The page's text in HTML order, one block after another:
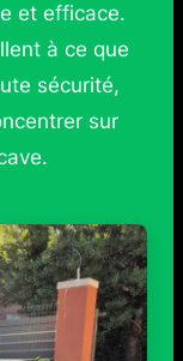
et efficace.
à ce que
sécurité,
sur